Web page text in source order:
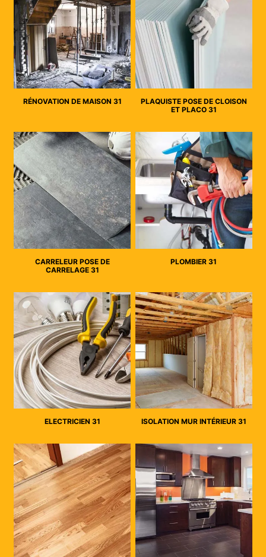
RÉNOVATION DE MAISON 31
PLAQUISTE POSE DE CLOISON
ET PLACO 31
CARRELEUR POSE DE
CARRELAGE 31
PLOMBIER 31
ELECTRICIEN 31 ISOLATION MUR INTÉRIEUR 31